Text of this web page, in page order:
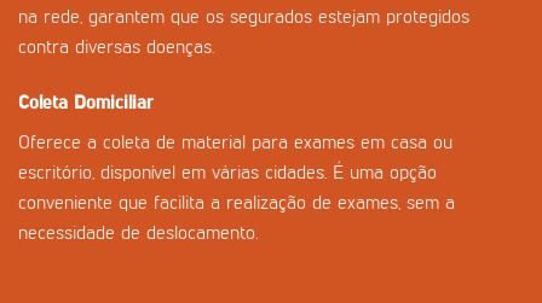
na rede, garantem que os segurados estejam protegidos
contra diversas doenças.
Coleta Domiciliar
Oferece a coleta de material para exames em casa ou
escritório, disponível em várias cidades. É uma opção
conveniente que facilita a realização de exames, sem a
necessidade de deslocamento.